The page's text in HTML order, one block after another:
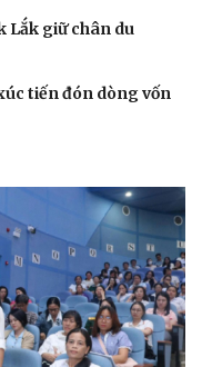
Lắk giữ chân du
tiến đón dòng vốn